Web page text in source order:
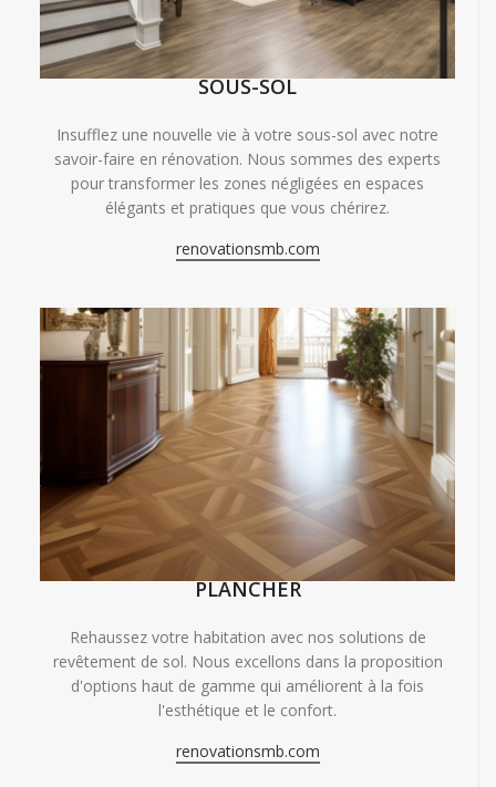
SOUS-SOL
Insufflez une nouvelle vie à votre sous-sol avec notre
savoir-faire en rénovation. Nous sommes des experts
pour transformer les zones négligées en espaces
élégants et pratiques que vous chérirez.
renovationsmb.com
PLANCHER
Rehaussez votre habitation avec nos solutions de
revêtement de sol. Nous excellons dans la proposition
d'options haut de gamme qui améliorent à la fois
l'esthétique et le confort.
renovationsmb.com